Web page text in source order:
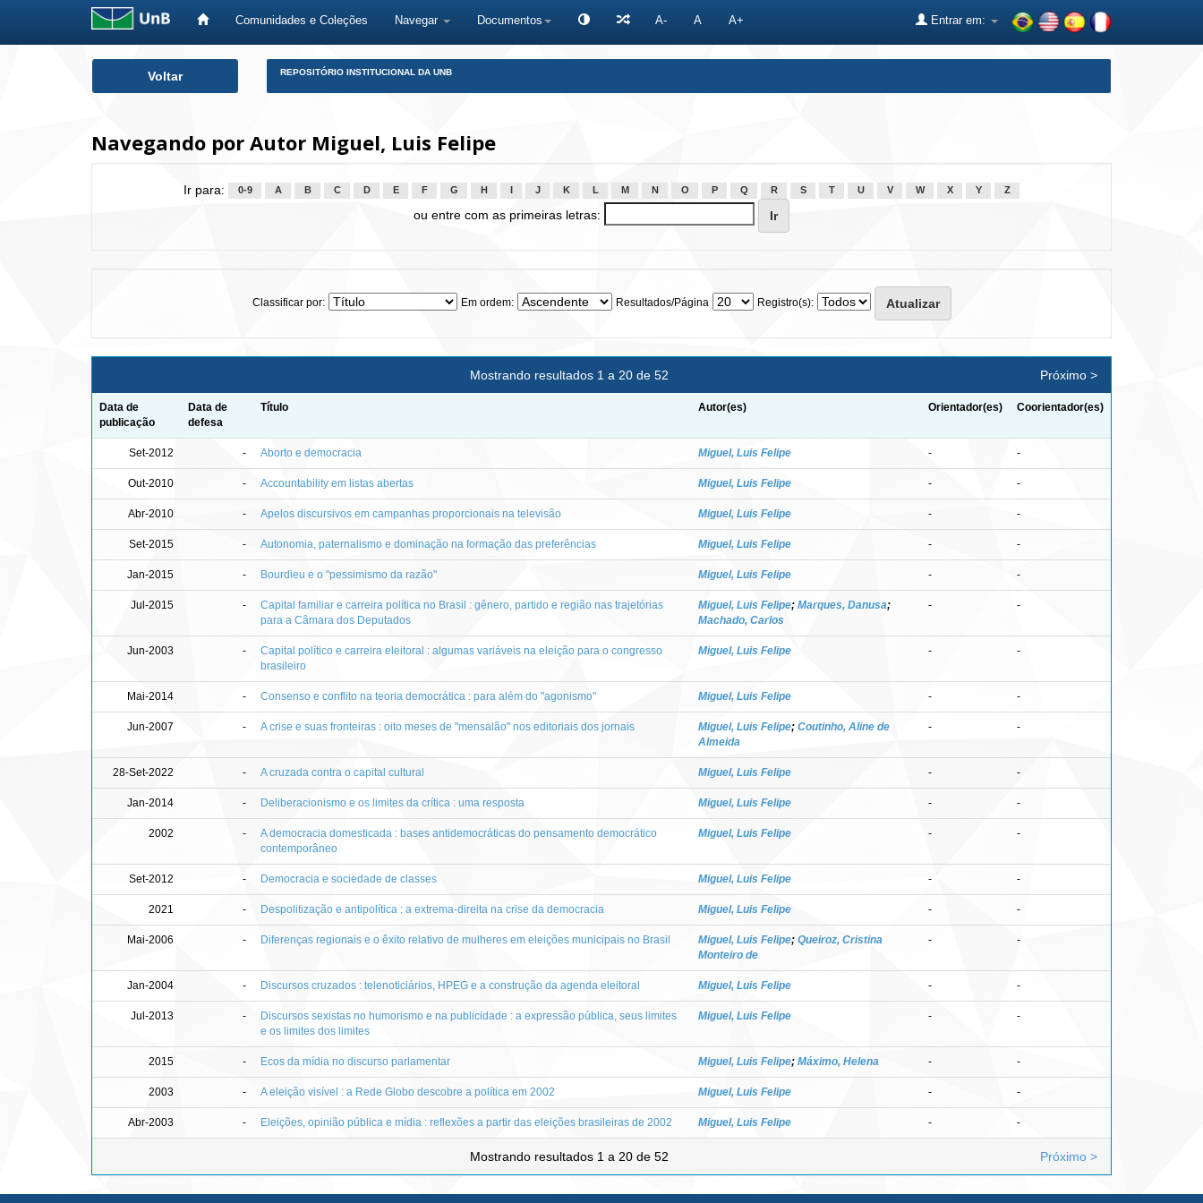
Comunidades e Coleções Navegar Documentos A- A A+ Entrar em:
Voltar REPOSITÓRIO INSTITUCIONAL DA UNB
Navegando por Autor Miguel, Luis Felipe
Ir para: 0-9 A B C D E F G H J K L M N O P Q R S T U V W X Y Z
ou entre com as primeiras letras:
Classificar por: Em ordem: Resultados/Página Registro(s):
Mostrando resultados 1 a 20 de 52 Próximo >
Data de
publicação
Data de
defesa
Título Autor(es) Orientador(es) Coorientador(es)
Set-2012 - Aborto e democracia Miguel, Luis Felipe - -
Out-2010 - Accountability em listas abertas Miguel, Luis Felipe - -
Abr-2010 - Apelos discursivos em campanhas proporcionais na televisão Miguel, Luis Felipe - -
Set-2015 - Autonomia, paternalismo e dominação na formação das preferências Miguel, Luis Felipe - -
Jan-2015 - Bourdieu e o "pessimismo da razão" Miguel, Luis Felipe - -
Jul-2015 -
Capital familiar e carreira política no Brasil : gênero, partido e região nas trajetórias
para a Câmara dos Deputados
Miguel, Luis Felipe; Marques, Danusa;
Machado, Carlos
- -
Jun-2003 -
Capital político e carreira eleitoral : algumas variáveis na eleição para o congresso
brasileiro
Miguel, Luis Felipe - -
Mai-2014 - Consenso e conflito na teoria democrática : para além do "agonismo" Miguel, Luis Felipe - -
Jun-2007 - A crise e suas fronteiras : oito meses de "mensalão" nos editoriais dos jornais Miguel, Luis Felipe; Coutinho, Aline de
Almeida
- -
28-Set-2022 - A cruzada contra o capital cultural Miguel, Luis Felipe - -
Jan-2014 - Deliberacionismo e os limites da crítica : uma resposta Miguel, Luis Felipe - -
2002 -
A democracia domesticada : bases antidemocráticas do pensamento democrático
contemporâneo
Miguel, Luis Felipe - -
Set-2012 - Democracia e sociedade de classes Miguel, Luis Felipe - -
2021 - Despolitização e antipolítica : a extrema-direita na crise da democracia Miguel, Luis Felipe - -
Mai-2006 - Diferenças regionais e o êxito relativo de mulheres em eleições municipais no Brasil Miguel, Luis Felipe; Queiroz, Cristina
Monteiro de
- -
Jan-2004 - Discursos cruzados : telenoticiários, HPEG e a construção da agenda eleitoral Miguel, Luis Felipe - -
Jul-2013 -
Discursos sexistas no humorismo e na publicidade : a expressão pública, seus limites
e os limites dos limites
Miguel, Luis Felipe - -
2015 - Ecos da mídia no discurso parlamentar Miguel, Luis Felipe; Máximo, Helena - -
2003 - A eleição visível : a Rede Globo descobre a política em 2002 Miguel, Luis Felipe - -
Abr-2003 - Eleições, opinião pública e mídia : reflexões a partir das eleições brasileiras de 2002 Miguel, Luis Felipe - -
Mostrando resultados 1 a 20 de 52 Próximo >